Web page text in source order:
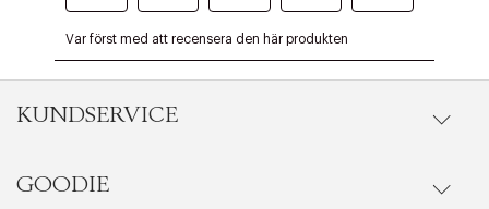
KUNDSERVICE
Onlineköp
GOODIE